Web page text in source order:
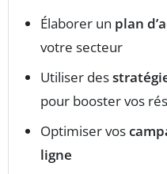
Élaborer un plan
votre secteur
Utiliser des
pour booster vos
Optimiser vos
ligne